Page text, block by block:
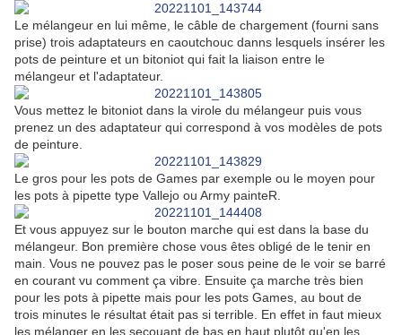
Le mélangeur en lui même, le câble de chargement (fourni sans
prise) trois adaptateurs en caoutchouc danns lesquels insérer les
pots de peinture et un bitoniot qui fait la liaison entre le
mélangeur et l'adaptateur.
Vous mettez le bitoniot dans la virole du mélangeur puis vous
prenez un des adaptateur qui correspond à vos modèles de pots
de peinture.
Le gros pour les pots de Games par exemple ou le moyen pour
les pots à pipette type Vallejo ou Army painteR.
Et vous appuyez sur le bouton marche qui est dans la base du
mélangeur. Bon première chose vous êtes obligé de le tenir en
main. Vous ne pouvez pas le poser sous peine de le voir se barré
en courant vu comment ça vibre. Ensuite ça marche très bien
pour les pots à pipette mais pour les pots Games, au bout de
trois minutes le résultat était pas si terrible. En effet in faut mieux
les mélanger en les secouant de bas en haut plutôt qu'en les